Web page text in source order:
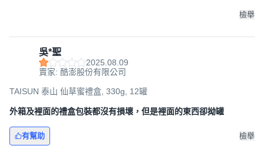
檢舉
吳*聖
2025.08.09
賣家: 酷澎股份有限公司
TAISUN 泰山 仙草蜜禮盒, 330g, 12罐
外箱及裡面的禮盒包裝都沒有損壞，但是裡面的東西卻拗罐
有幫助 檢舉